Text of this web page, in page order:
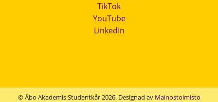
TikTok
YouTube
LinkedIn
© Åbo Akademis Studentkår 2026. Designad av Mainostoimisto